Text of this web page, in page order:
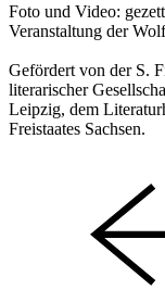
Foto und Video:
Veranstaltung der
Gefördert von der S.
literarischer
Leipzig, dem
Freistaates Sachsen.